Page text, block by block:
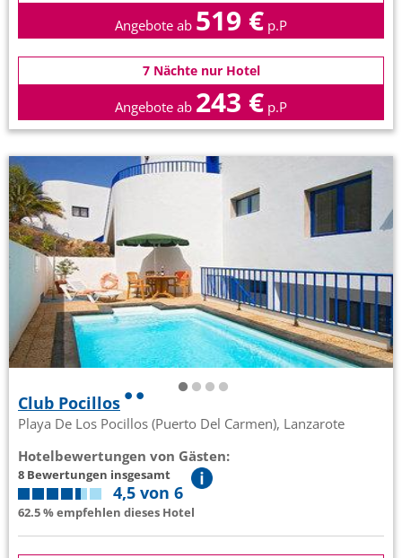
Angebote ab 519 € p.P
7 Nächte nur Hotel
Angebote ab 243 € p.P
Club Pocillos
Playa De Los Pocillos (Puerto Del Carmen), Lanzarote
Hotelbewertungen von Gästen:
8 Bewertungen insgesamt
4,5 von 6
62.5 % empfehlen dieses Hotel